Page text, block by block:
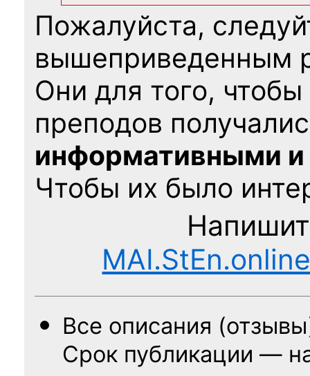
Пожалуйста,
вышеприведенным
Они для того,
преподов
информативными
Чтобы их было
Все описания
Срок публикации —